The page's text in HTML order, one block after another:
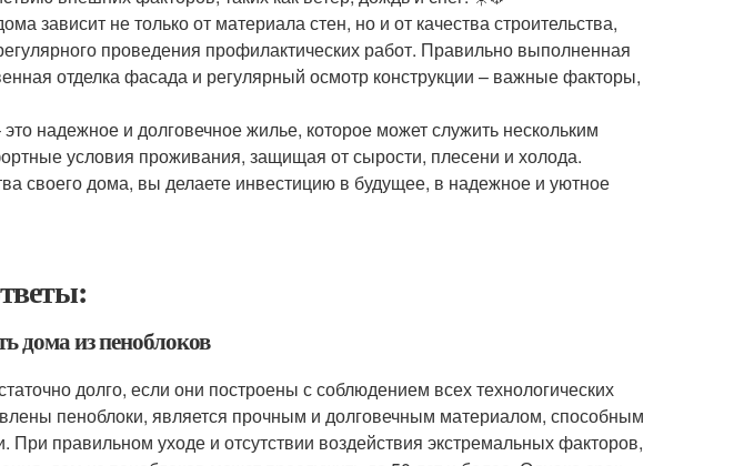
зависит не только от материала стен, но и от качества строительства,
проведения профилактических работ. Правильно выполненная
отделка фасада и регулярный осмотр конструкции – важные факторы,
надежное и долговечное жилье, которое может служить нескольким
условия проживания, защищая от сырости, плесени и холода.
своего дома, вы делаете инвестицию в будущее, в надежное и уютное
дома из пеноблоков
долго, если они построены с соблюдением всех технологических
пеноблоки, является прочным и долговечным материалом, способным
При правильном уходе и отсутствии воздействия экстремальных факторов,